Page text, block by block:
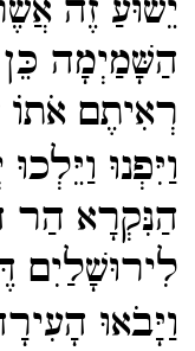
יֵשׁוּעַ זֶה
הַשָּׁמַיְמָה
רְאִיתֶם
וַיִּפְנוּ
הַנִּקְרָא הַר
וַיָּבֹאוּ